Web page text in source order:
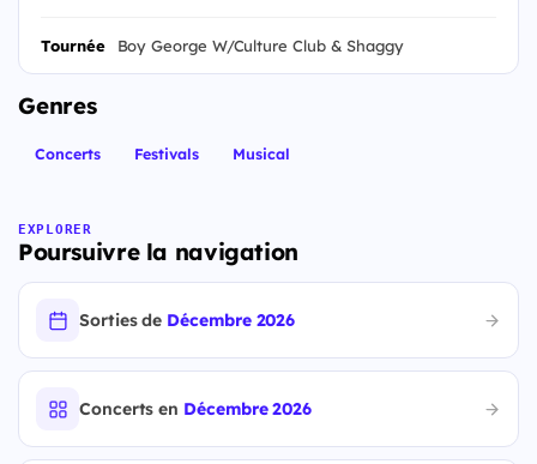
Tournée Boy George W/Culture Club & Shaggy
Genres
Concerts Festivals Musical
EXPLORER
Poursuivre la navigation
Sorties de Décembre 2026
Concerts en Décembre 2026